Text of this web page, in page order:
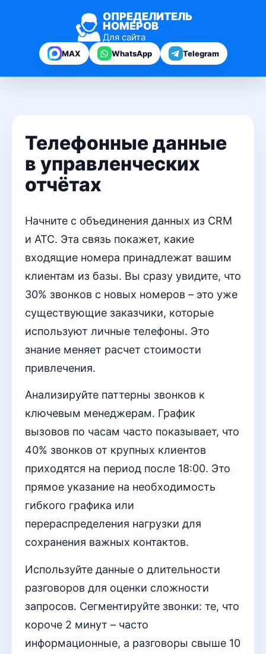
ОПРЕДЕЛИТЕЛЬ
НОМЕРОВ
Для сайта
MAX WhatsApp Telegram
Телефонные данные
в управленческих
отчётах
Начните с объединения данных из CRM
и АТС. Эта связь покажет, какие
входящие номера принадлежат вашим
клиентам из базы. Вы сразу увидите, что
30% звонков с новых номеров – это уже
существующие заказчики, которые
используют личные телефоны. Это
знание меняет расчет стоимости
привлечения.
Анализируйте паттерны звонков к
ключевым менеджерам. График
вызовов по часам часто показывает, что
40% звонков от крупных клиентов
приходятся на период после 18:00. Это
прямое указание на необходимость
гибкого графика или
перераспределения нагрузки для
сохранения важных контактов.
Используйте данные о длительности
разговоров для оценки сложности
запросов. Сегментируйте звонки: те, что
короче 2 минут – часто
информационные, а разговоры свыше 10